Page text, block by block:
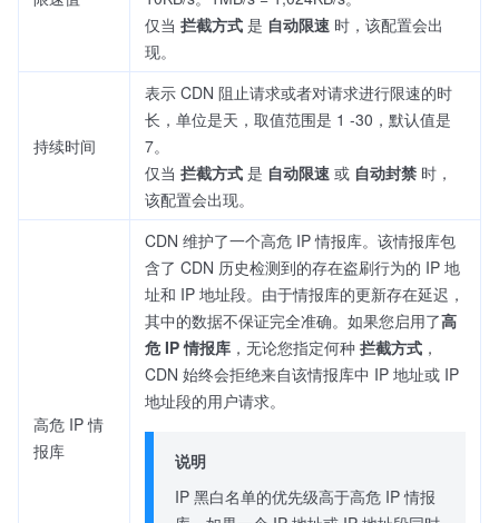
仅当 拦截方式 是 自动限速 时，该配置会出
现。
持续时间
表示 CDN 阻止请求或者对请求进行限速的时
长，单位是天，取值范围是 1 -30，默认值是
7。
仅当 拦截方式 是 自动限速 或 自动封禁 时，
该配置会出现。
高危 IP 情
报库
CDN 维护了一个高危 IP 情报库。该情报库包
含了 CDN 历史检测到的存在盗刷行为的 IP 地
址和 IP 地址段。由于情报库的更新存在延迟，
其中的数据不保证完全准确。如果您启用了高
危 IP 情报库 ，无论您指定何种 拦截方式 ，
CDN 始终会拒绝来自该情报库中 IP 地址或 IP
地址段的用户请求。
说明
IP 黑白名单的优先级高于高危 IP 情报